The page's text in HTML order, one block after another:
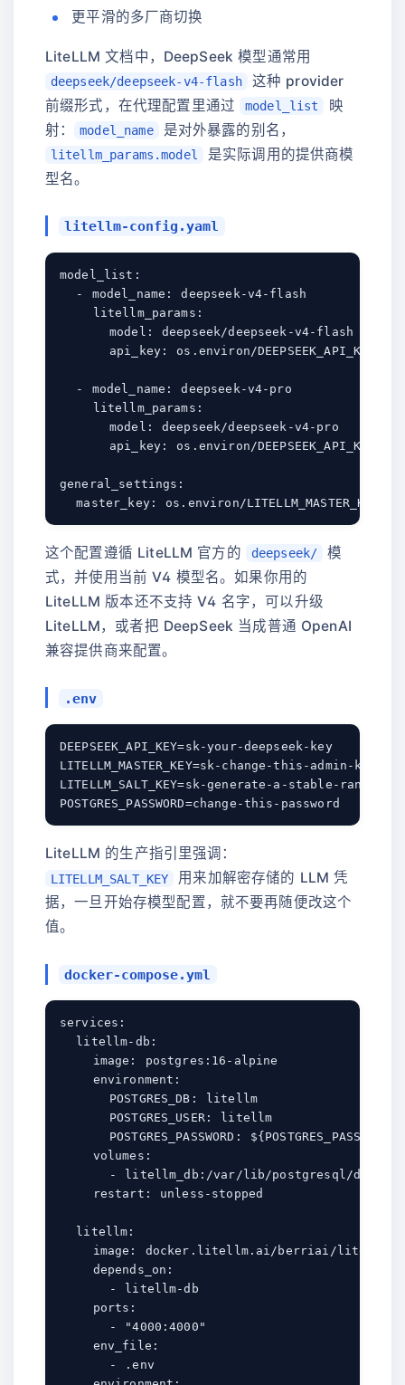
更平滑的多厂商切换
LiteLLM 文档中，DeepSeek 模型通常用
deepseek/deepseek-v4-flash
这种 provider
前缀形式，在代理配置里通过
model_list
映
射：
model_name 是对外暴露的别名，
litellm_params.model
是实际调用的提供商模
型名。
litellm-config.yaml
model_list:
  - model_name: deepseek-v4-flash
    litellm_params:
      model: deepseek/deepseek-v4-flash
      api_key: os.environ/DEEPSEEK_API_KEY
  - model_name: deepseek-v4-pro
    litellm_params:
      model: deepseek/deepseek-v4-pro
      api_key: os.environ/DEEPSEEK_API_KEY
general_settings:
这个配置遵循 LiteLLM 官方的 deepseek/
模
式，并使用当前 V4 模型名。如果你用的
LiteLLM 版本还不支持 V4 名字，可以升级
LiteLLM，或者把 DeepSeek 当成普通 OpenAI
兼容提供商来配置。
.env
DEEPSEEK_API_KEY=sk-your-deepseek-key
LITELLM_MASTER_KEY=sk-change-this-admin-key
LITELLM_SALT_KEY=sk-generate-a-stable-random-
LiteLLM 的生产指引里强调：
LITELLM_SALT_KEY
用来加解密存储的 LLM 凭
据，一旦开始存模型配置，就不要再随便改这个
值。
docker-compose.yml
services:
  litellm-db:
    image: postgres:16-alpine
    environment:
      POSTGRES_DB: litellm
      POSTGRES_USER: litellm
      POSTGRES_PASSWORD: ${POSTGRES_PASSWORD}
    volumes:
      - litellm_db:/var/lib/postgresql/data
    restart: unless-stopped
  litellm:
image: docker.litellm.ai/berriai/
    depends_on:
      - litellm-db
    ports:
      - "4000:4000"
    env_file:
      - .env